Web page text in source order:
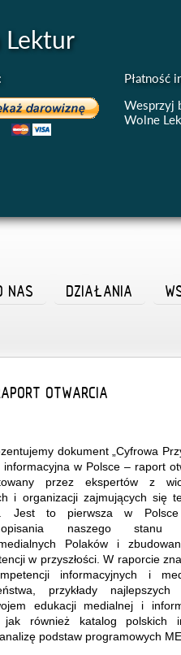
Lektur
Płatność
Wesprzyj
Wolne
DZIAŁANIA
NAS
OTWARCIA
dokument „Cyfrowa
w Polsce – raport
przez ekspertów z
i organizacji zajmujących się
Jest to pierwsza w
opisania naszego stanu
Polaków i
w przyszłości. W raporcie
informacyjnych i
przykłady najlepszych
edukacji medialnej i
również katalog polskich
podstaw programowych